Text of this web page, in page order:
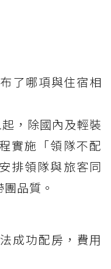
了哪項與住宿相
，除國內及輕裝
實施「領隊不配
排領隊與旅客同
品質。
成功配房，費用